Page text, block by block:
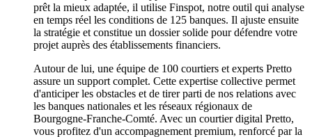
prêt la mieux adaptée, il utilise Finspot, notre outil qui analyse
en temps réel les conditions de 125 banques. Il ajuste ensuite
la stratégie et constitue un dossier solide pour défendre votre
projet auprès des établissements financiers.
Autour de lui, une équipe de 100 courtiers et experts Pretto
assure un support complet. Cette expertise collective permet
d'anticiper les obstacles et de tirer parti de nos relations avec
les banques nationales et les réseaux régionaux de
Bourgogne-Franche-Comté. Avec un courtier digital Pretto,
vous profitez d'un accompagnement premium, renforcé par la